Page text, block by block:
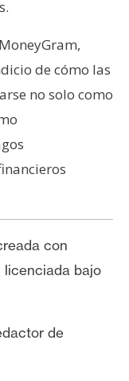
de cómo las
no solo como
con
licenciada bajo
de